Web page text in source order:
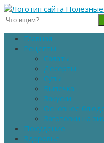
Полезные советы домохозяйкам
Главная
Рецепты
Салаты
Десерты
Супы
Выпечка
Закуски
Основное
Заготовки на
Похудение
Здоровье